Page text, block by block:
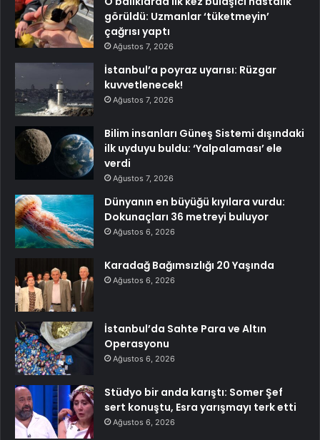
görüldü: Uzmanlar ‘tüketmeyin’
çağrısı yaptı
Ağustos 7, 2026
İstanbul’a poyraz uyarısı: Rüzgar
kuvvetlenecek!
Ağustos 7, 2026
Bilim insanları Güneş Sistemi dışındaki
ilk uyduyu buldu: ‘Yalpalaması’ ele
verdi
Ağustos 7, 2026
Dünyanın en büyüğü kıyılara vurdu:
Dokunaçları 36 metreyi buluyor
Ağustos 6, 2026
Karadağ Bağımsızlığı 20 Yaşında
Ağustos 6, 2026
İstanbul’da Sahte Para ve Altın
Operasyonu
Ağustos 6, 2026
Stüdyo bir anda karıştı: Somer Şef
sert konuştu, Esra yarışmayı terk etti
Ağustos 6, 2026